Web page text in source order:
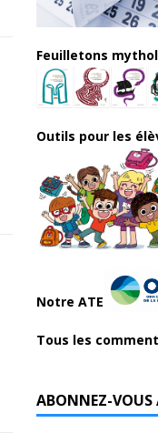
Feuilletons
Outils pour les
Notre ATE
Tous les
ABONNEZ-VOUS